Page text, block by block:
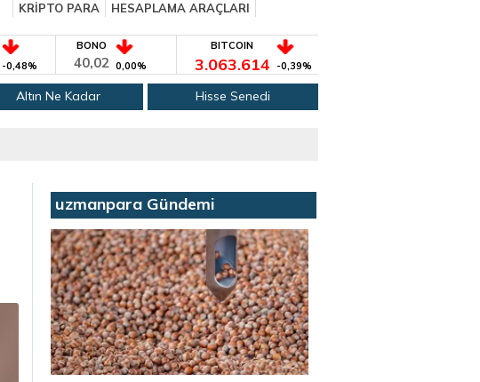
KRİPTO PARA
HESAPLAMA ARAÇLARI
-0,48%
BONO
40,02 0,00%
BITCOIN
3.063.614 -0,39%
Altın Ne Kadar Hisse Senedi
uzmanpara Gündemi